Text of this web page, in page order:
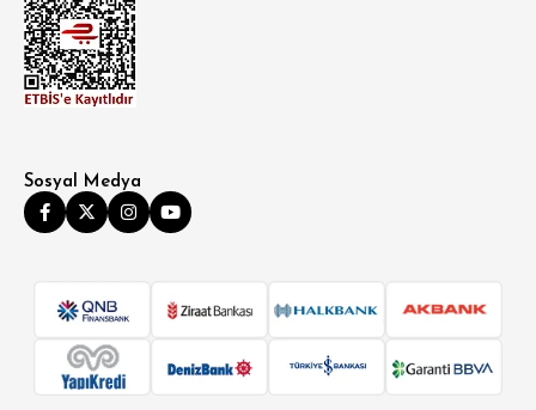
Sosyal Medya